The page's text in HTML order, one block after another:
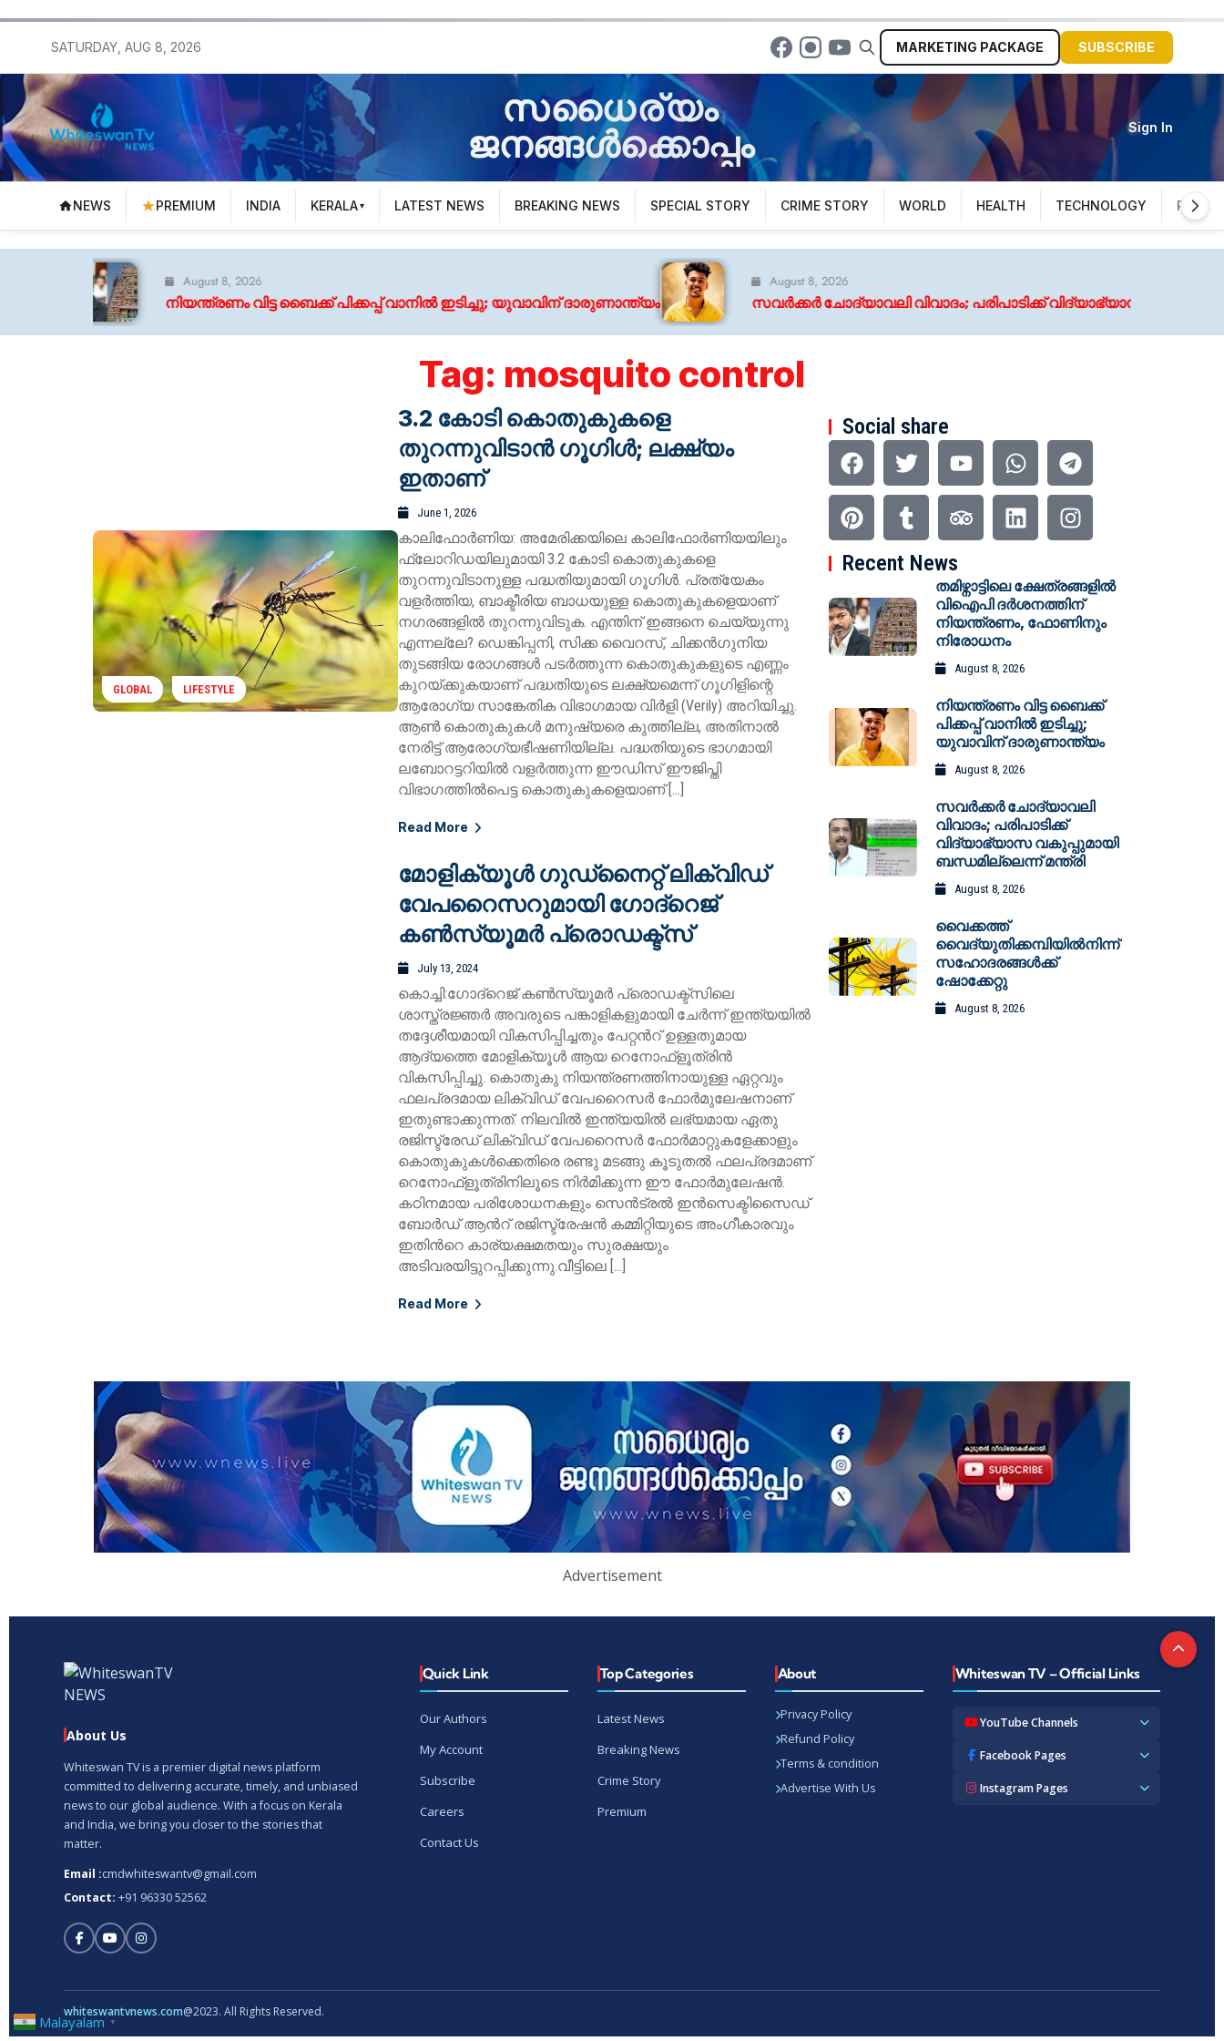
SATURDAY, AUG 8, 2026 MARKETING PACKAGE SUBSCRIBE
സധൈര്യം
ജനങ്ങൾക്കൊപ്പം
Sign In
NEWS PREMIUM INDIA KERALA LATEST NEWS BREAKING NEWS SPECIAL STORY CRIME STORY WORLD HEALTH TECHNOLOGY
August 8, 2026
നിയന്ത്രണം വിട്ട ബൈക്ക് പിക്കപ്പ് വാനിൽ ഇടിച്ചു; യുവാവിന് ദാരുണാന്ത്യം
August 8, 2026
സവർക്കർ ചോദ്യാവലി വിവാദം; പരിപാടിക്ക് വിദ്യാഭ്യാസ വകുപ്പുമായി
Tag: mosquito control
GLOBAL LIFESTYLE
3.2 കോടി കൊതുകുകളെ
തുറന്നുവിടാൻ ​ഗൂ​ഗിൾ; ലക്ഷ്യം
ഇതാണ്
June 1, 2026
കാലിഫോര്‍ണിയ: അമേരിക്കയിലെ കാലിഫോര്‍ണിയയിലും
ഫ്‌ലോറിഡയിലുമായി 3.2 കോടി കൊതുകുകളെ
തുറന്നുവിടാനുള്ള പദ്ധതിയുമായി ഗൂഗിള്‍. പ്രത്യേകം
വളര്‍ത്തിയ, ബാക്ടീരിയ ബാധയുള്ള കൊതുകുകളെയാണ്
നഗരങ്ങളില്‍ തുറന്നുവിടുക. എന്തിന് ഇങ്ങനെ ചെയ്യുന്നു
എന്നല്ലേ? ഡെങ്കിപ്പനി, സിക്ക വൈറസ്, ചിക്കന്‍ഗുനിയ
തുടങ്ങിയ രോഗങ്ങള്‍ പടര്‍ത്തുന്ന കൊതുകുകളുടെ എണ്ണം
കുറയ്ക്കുകയാണ് പദ്ധതിയുടെ ലക്ഷ്യമെന്ന് ഗൂഗിളിന്റെ
ആരോഗ്യ സാങ്കേതിക വിഭാഗമായ വിർളി (Verily) അറിയിച്ചു.
ആൺ കൊതുകുകൾ മനുഷ്യരെ കുത്തില്ല, അതിനാൽ
നേരിട്ട് ആരോ​ഗ്യഭീഷണിയില്ല. പദ്ധതിയുടെ ഭാഗമായി
ലബോറട്ടറിയില്‍ വളര്‍ത്തുന്ന ഈഡിസ് ഈജിപ്തി
വിഭാഗത്തില്‍പെട്ട കൊതുകുകളെയാണ് […]
Read More
മോളിക്യൂള്‍ ഗുഡ്നൈറ്റ് ലിക്വിഡ്
വേപറൈസറുമായി ഗോദ്റെജ്
കണ്‍സ്യൂമര്‍ പ്രൊഡക്ട്സ്
July 13, 2024
കൊച്ചി:ഗോദ്റെജ് കണ്‍സ്യൂമര്‍ പ്രൊഡക്ട്സിലെ
ശാസ്ത്രജ്ഞര്‍ അവരുടെ പങ്കാളികളുമായി ചേര്‍ന്ന് ഇന്ത്യയില്‍
തദ്ദേശീയമായി വികസിപ്പിച്ചതും പേറ്റന്‍റ് ഉള്ളതുമായ
ആദ്യത്തെ മോളിക്യൂള്‍ ആയ റെനോഫ്ളൂത്രിന്‍
വികസിപ്പിച്ചു. കൊതുകു നിയന്ത്രണത്തിനായുള്ള ഏറ്റവും
ഫലപ്രദമായ ലിക്വിഡ് വേപറൈസര്‍ ഫോര്‍മുലേഷനാണ്
ഇതുണ്ടാക്കുന്നത്. നിലവില്‍ ഇന്ത്യയില്‍ ലഭ്യമായ ഏതു
രജിസ്ട്രേഡ് ലിക്വിഡ് വേപറൈസര്‍ ഫോര്‍മാറ്റുകളേക്കാളും
കൊതുകുകള്‍ക്കെതിരെ രണ്ടു മടങ്ങു കൂടുതല്‍ ഫലപ്രദമാണ്
റെനോഫ്ളൂത്രിനിലൂടെ നിര്‍മിക്കുന്ന ഈ ഫോര്‍മുലേഷന്‍.
കഠിനമായ പരിശോധനകളും സെന്‍ട്രല്‍ ഇന്‍സെക്ടിസൈഡ്
ബോര്‍ഡ് ആന്‍റ് രജിസ്ട്രേഷന്‍ കമ്മിറ്റിയുടെ അംഗീകാരവും
ഇതിന്‍റെ കാര്യക്ഷമതയും സുരക്ഷയും
അടിവരയിട്ടുറപ്പിക്കുന്നു.വീട്ടിലെ […]
Read More
Social share
Recent News
തമിഴ്നാട്ടിലെ ക്ഷേത്രങ്ങളിൽ
വിഐപി ദർശനത്തിന്
നിയന്ത്രണം, ഫോണിനും
നിരോധനം
August 8, 2026
നിയന്ത്രണം വിട്ട ബൈക്ക്
പിക്കപ്പ് വാനിൽ ഇടിച്ചു;
യുവാവിന് ദാരുണാന്ത്യം
August 8, 2026
സവർക്കർ ചോദ്യാവലി
വിവാദം; പരിപാടിക്ക്
വിദ്യാഭ്യാസ വകുപ്പുമായി
ബന്ധമില്ലെന്ന് മന്ത്രി
August 8, 2026
വൈക്കത്ത്
വൈദ്യുതിക്കമ്പിയിൽനിന്ന്
സഹോദരങ്ങൾക്ക്
ഷോക്കേറ്റു
August 8, 2026
Advertisement
About Us
Whiteswan TV is a premier digital news platform
committed to delivering accurate, timely, and unbiased
news to our global audience. With a focus on Kerala
and India, we bring you closer to the stories that
matter.
Email :cmdwhiteswantv@gmail.com
Contact: +91 96330 52562
Quick Link
Our Authors
My Account
Subscribe
Careers
Contact Us
Top Categories
Latest News
Breaking News
Crime Story
Premium
About
Privacy Policy
Refund Policy
Terms & condition
Advertise With Us
Whiteswan TV – Official Links
YouTube Channels
Whiteswan TV News
Whiteswan Kerala
Facebook Pages
Whiteswan TV News
Instagram Pages
whiteswantvnews.com@2023. All Rights Reserved.
Malayalam ▼